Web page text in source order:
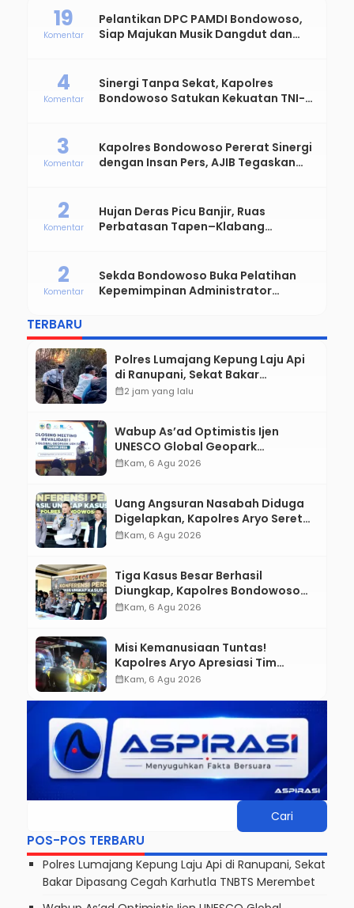
Pelantikan DPC PAMDI Bondowoso,
Siap Majukan Musik Dangdut dan
19
Komentar
Sinergi Tanpa Sekat, Kapolres
Bondowoso Satukan Kekuatan TNI-
4
Komentar
Kapolres Bondowoso Pererat Sinergi
dengan Insan Pers, AJIB Tegaskan
3
Komentar
Hujan Deras Picu Banjir, Ruas
Perbatasan Tapen–Klabang
2
Komentar
Sekda Bondowoso Buka Pelatihan
Kepemimpinan Administrator
2
Komentar
TERBARU
Polres Lumajang Kepung Laju Api
di Ranupani, Sekat Bakar
Dipasang Cegah Karhutla TNBTS
calendar_month2 jam yang lalu
Wabup As’ad Optimistis Ijen
UNESCO Global Geopark
Pertahankan Status, Tegaskan
calendar_monthKam, 6 Agu 2026
Uang Angsuran Nasabah Diduga
Digelapkan, Kapolres Aryo Seret
Karyawan KSP ke Meja Hijau
calendar_monthKam, 6 Agu 2026
Tiga Kasus Besar Berhasil
Diungkap, Kapolres Bondowoso
Tegaskan Tak Ada Ruang bagi
calendar_monthKam, 6 Agu 2026
Misi Kemanusiaan Tuntas!
Kapolres Aryo Apresiasi Tim
Gabungan, Dua Jenazah Gunung
calendar_monthKam, 6 Agu 2026
POS-POS TERBARU
Polres Lumajang Kepung Laju Api di Ranupani, Sekat
Bakar Dipasang Cegah Karhutla TNBTS Merembet